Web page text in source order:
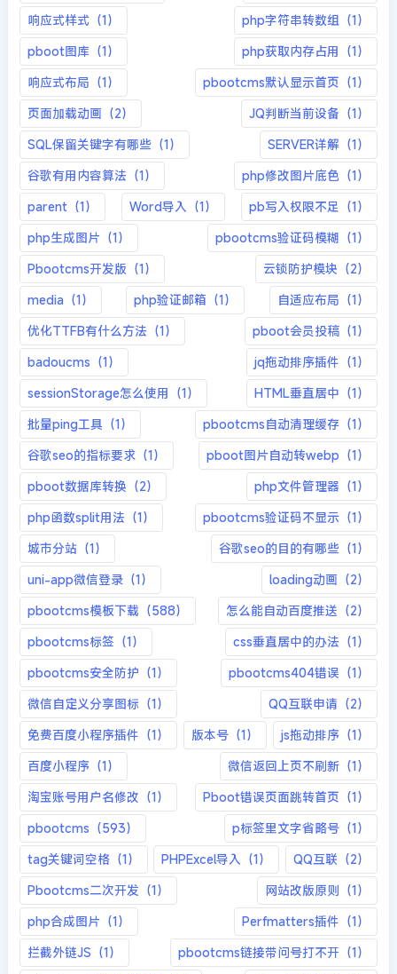
响应式样式（1）
php字符串转数组（1）
pboot图库（1）
php获取内存占用（1）
响应式布局（1）
pbootcms默认显示首页（1）
页面加载动画（2）
JQ判断当前设备（1）
SQL保留关键字有哪些（1）
SERVER详解（1）
谷歌有用内容算法（1）
php修改图片底色（1）
parent（1）
Word导入（1）
pb写入权限不足（1）
php生成图片（1）
pbootcms验证码模糊（1）
Pbootcms开发版（1）
云锁防护模块（2）
media（1）
php验证邮箱（1）
自适应布局（1）
优化TTFB有什么方法（1）
pboot会员投稿（1）
badoucms（1）
jq拖动排序插件（1）
sessionStorage怎么使用（1）
HTML垂直居中（1）
批量ping工具（1）
pbootcms自动清理缓存（1）
谷歌seo的指标要求（1）
pboot图片自动转webp（1）
pboot数据库转换（2）
php文件管理器（1）
php函数split用法（1）
pbootcms验证码不显示（1）
城市分站（1）
谷歌seo的目的有哪些（1）
uni-app微信登录（1）
loading动画（2）
pbootcms模板下载（588）
怎么能自动百度推送（2）
pbootcms标签（1）
css垂直居中的办法（1）
pbootcms安全防护（1）
pbootcms404错误（1）
微信自定义分享图标（1）
QQ互联申请（2）
免费百度小程序插件（1）
版本号（1）
js拖动排序（1）
百度小程序（1）
微信返回上页不刷新（1）
淘宝账号用户名修改（1）
Pboot错误页面跳转首页（1）
pbootcms（593）
p标签里文字省略号（1）
tag关键词空格（1）
PHPExcel导入（1）
QQ互联（2）
Pbootcms二次开发（1）
网站改版原则（1）
php合成图片（1）
Perfmatters插件（1）
拦截外链JS（1）
pbootcms链接带问号打不开（1）